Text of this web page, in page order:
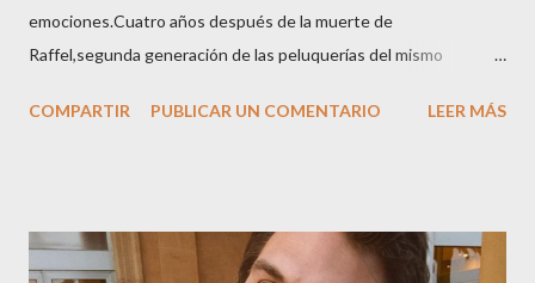
emociones.Cuatro años después de la muerte de
Raffel,segunda generación de las peluquerías del mismo
sector en una cena de reconocimiento.Sus hijas Carolina (CEO
peluquería del grupo.Justo hace unos días Carol Pagés nos
COMPARTIR PUBLICAR UN COMENTARIO LEER MÁS